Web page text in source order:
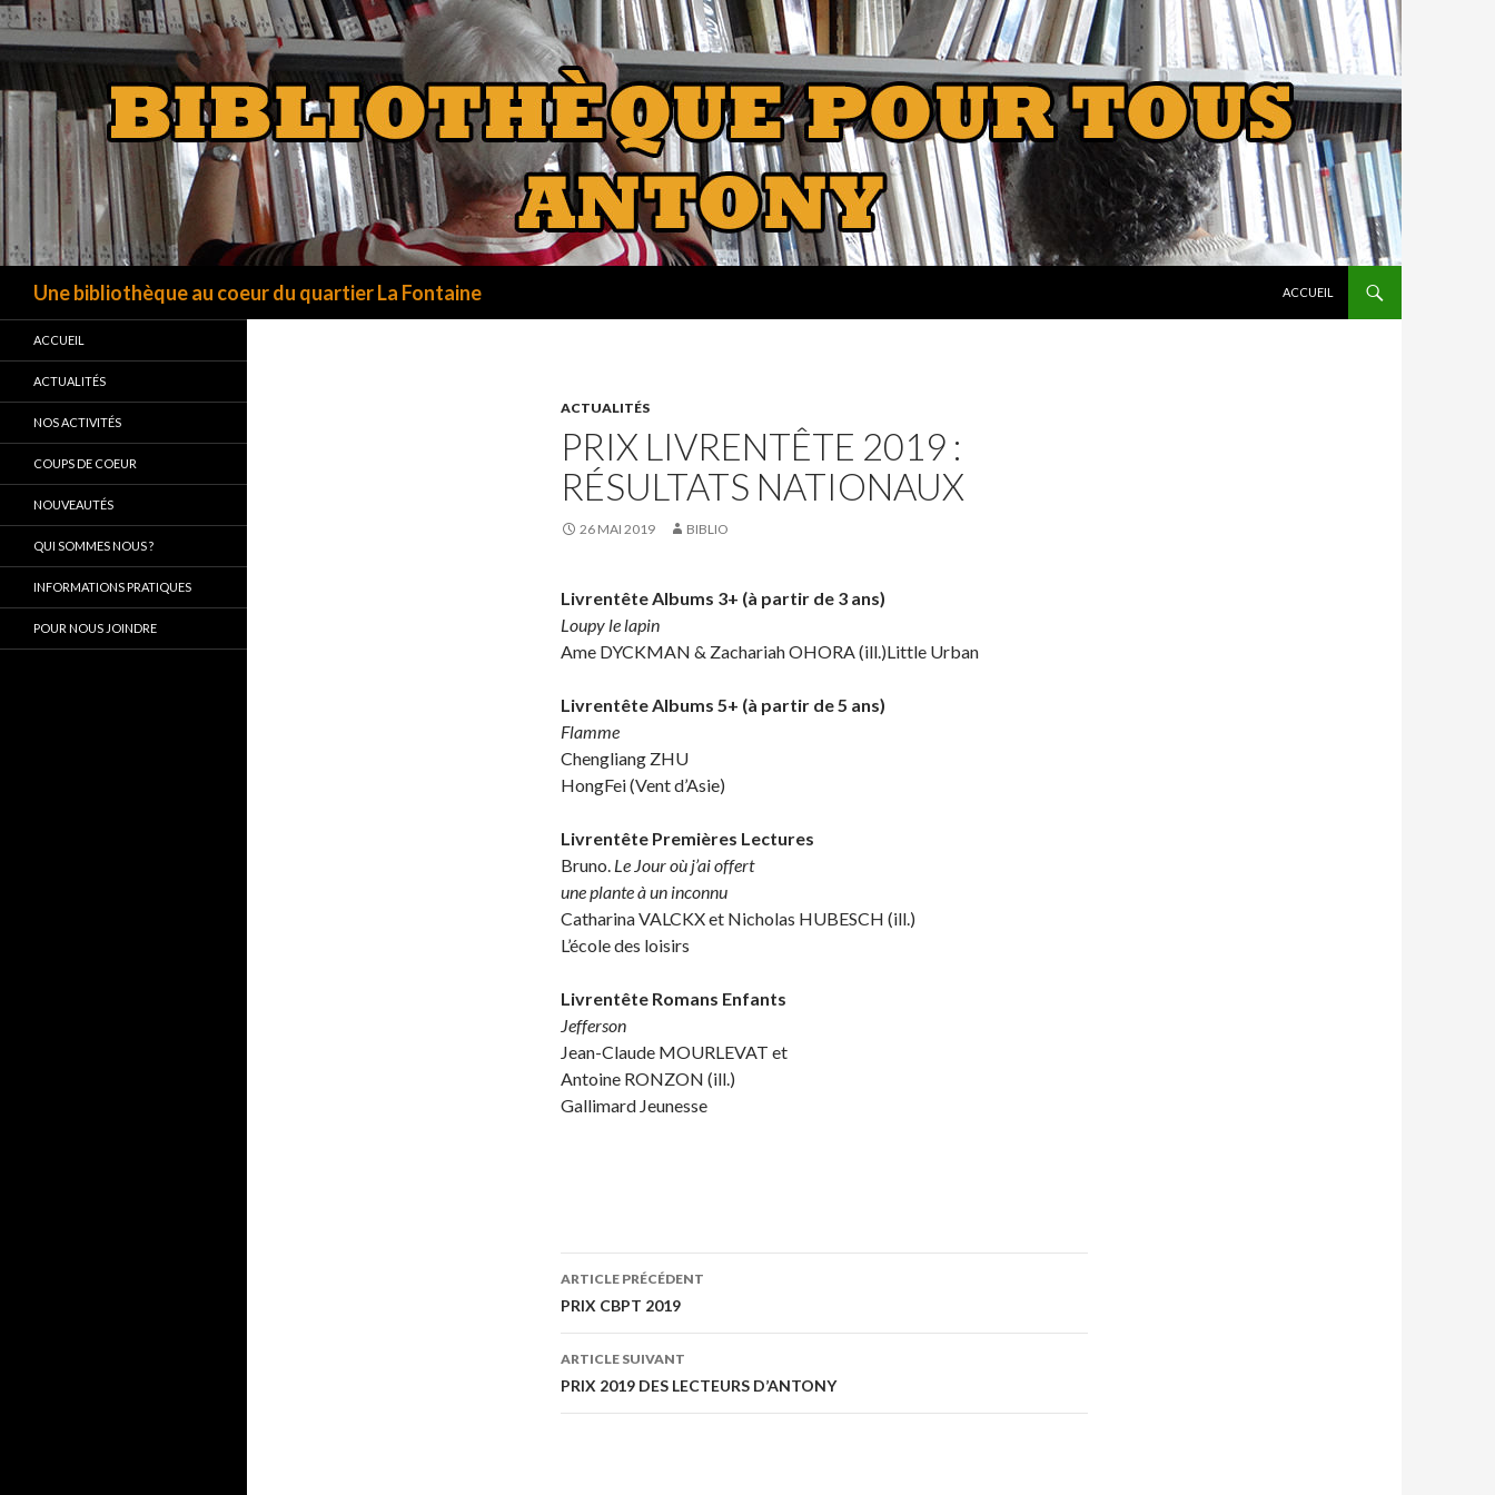
Une bibliothèque au coeur du quartier La Fontaine
ACCUEIL
ACTUALITÉS
PRIX LIVRENTÊTE 2019 :
RÉSULTATS NATIONAUX
26 MAI 2019 BIBLIO
Livrentête Albums 3+ (à partir de 3 ans)
Loupy le lapin
Ame DYCKMAN & Zachariah OHORA (ill.)Little Urban
Livrentête Albums 5+ (à partir de 5 ans)
Flamme
Chengliang ZHU
HongFei (Vent d’Asie)
Livrentête Premières Lectures
Bruno. Le Jour où j’ai offert
une plante à un inconnu
Catharina VALCKX et Nicholas HUBESCH (ill.)
L’école des loisirs
Livrentête Romans Enfants
Jefferson
Jean-Claude MOURLEVAT et
Antoine RONZON (ill.)
Gallimard Jeunesse
Navigation
des
articles
ARTICLE PRÉCÉDENT
PRIX CBPT 2019
ARTICLE SUIVANT
PRIX 2019 DES LECTEURS D’ANTONY
ACCUEIL
ACTUALITÉS
NOS ACTIVITÉS
COUPS DE COEUR
NOUVEAUTÉS
QUI SOMMES NOUS ?
INFORMATIONS PRATIQUES
POUR NOUS JOINDRE